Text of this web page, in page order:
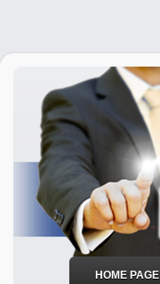
HOME PAGE